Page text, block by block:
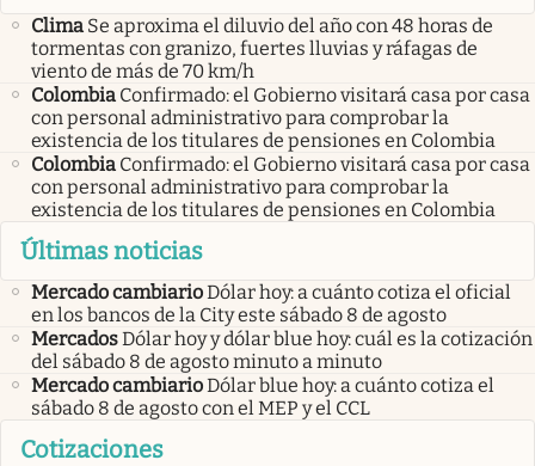
Clima Se aproxima el diluvio del año con 48 horas de
tormentas con granizo, fuertes lluvias y ráfagas de
viento de más de 70 km/h
Colombia Confirmado: el Gobierno visitará casa por casa
con personal administrativo para comprobar la
existencia de los titulares de pensiones en Colombia
Colombia Confirmado: el Gobierno visitará casa por casa
con personal administrativo para comprobar la
existencia de los titulares de pensiones en Colombia
Últimas noticias
Mercado cambiarioDólar hoy: a cuánto cotiza el oficial
en los bancos de la City este sábado 8 de agosto
MercadosDólar hoy y dólar blue hoy: cuál es la cotización
del sábado 8 de agosto minuto a minuto
Mercado cambiarioDólar blue hoy: a cuánto cotiza el
sábado 8 de agosto con el MEP y el CCL
Cotizaciones